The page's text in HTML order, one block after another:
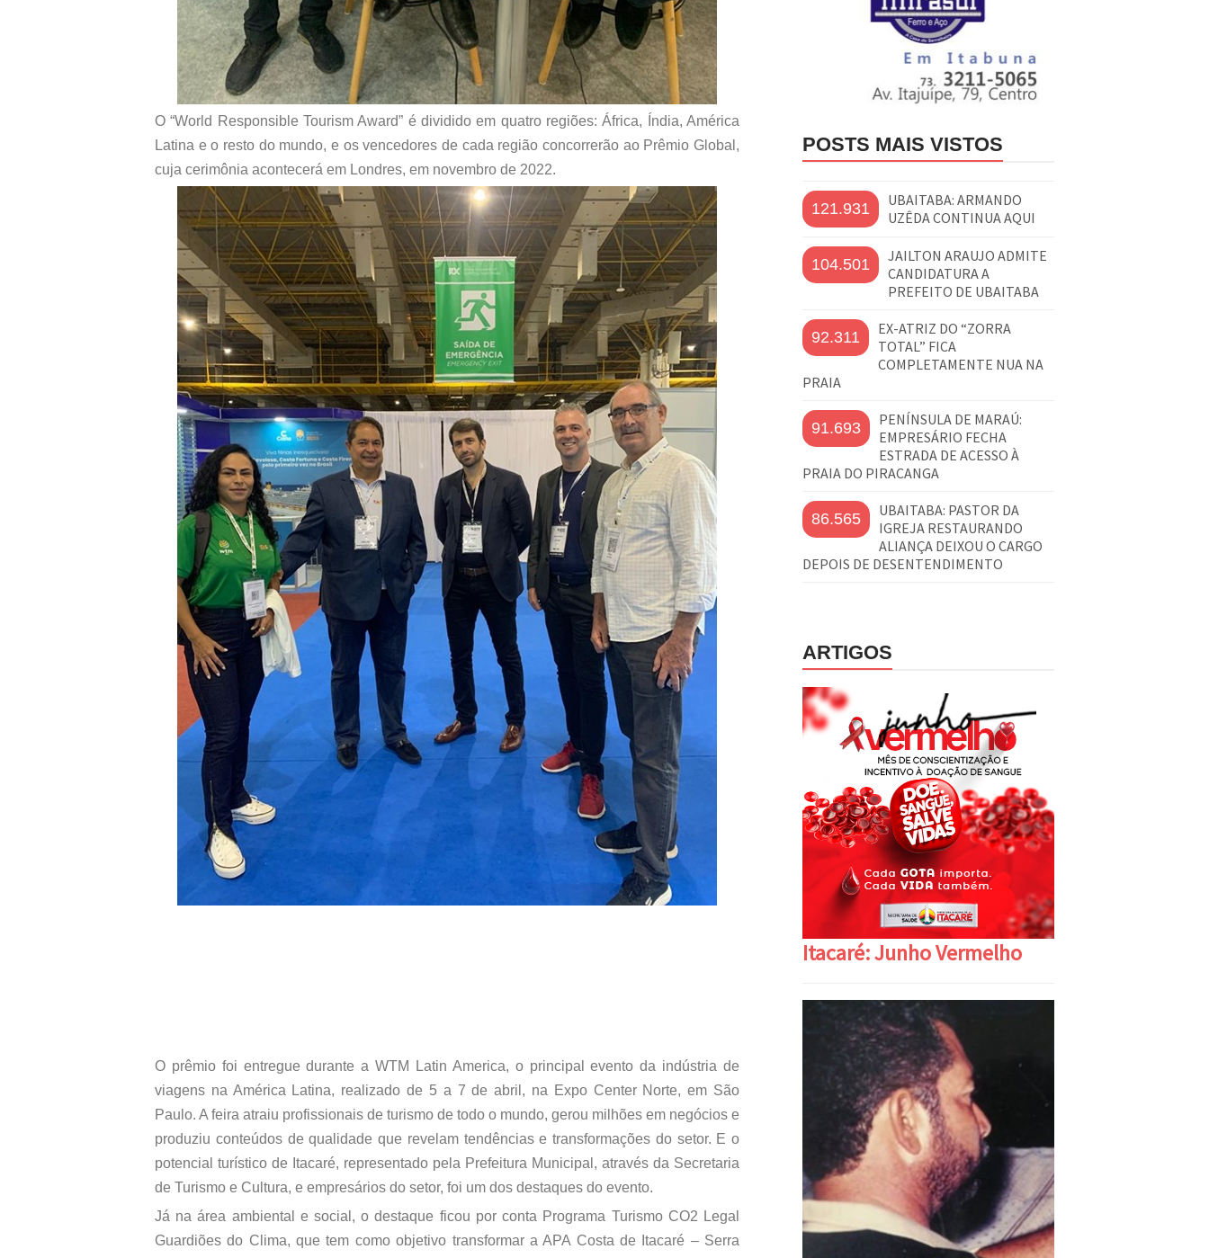
O “World Responsible Tourism Award” é dividido em quatro regiões: África, Índia, América
Latina e o resto do mundo, e os vencedores de cada região concorrerão ao Prêmio Global,
cuja cerimônia acontecerá em Londres, em novembro de 2022.
O prêmio foi entregue durante a WTM Latin America, o principal evento da indústria de
viagens na América Latina, realizado de 5 a 7 de abril, na Expo Center Norte, em São
Paulo. A feira atraiu profissionais de turismo de todo o mundo, gerou milhões em negócios e
produziu conteúdos de qualidade que revelam tendências e transformações do setor. E o
potencial turístico de Itacaré, representado pela Prefeitura Municipal, através da Secretaria
de Turismo e Cultura, e empresários do setor, foi um dos destaques do evento.
Já na área ambiental e social, o destaque ficou por conta Programa Turismo CO2 Legal
Guardiões do Clima, que tem como objetivo transformar a APA Costa de Itacaré – Serra
POSTS MAIS VISTOS
121.931
UBAITABA: ARMANDO
UZÊDA CONTINUA AQUI
104.501
JAILTON ARAUJO ADMITE
CANDIDATURA A
PREFEITO DE UBAITABA
92.311
EX-ATRIZ DO “ZORRA
TOTAL” FICA
COMPLETAMENTE NUA NA
PRAIA
91.693
PENÍNSULA DE MARAÚ:
EMPRESÁRIO FECHA
ESTRADA DE ACESSO À
PRAIA DO PIRACANGA
86.565
UBAITABA: PASTOR DA
IGREJA RESTAURANDO
ALIANÇA DEIXOU O CARGO
DEPOIS DE DESENTENDIMENTO
ARTIGOS
Itacaré: Junho Vermelho